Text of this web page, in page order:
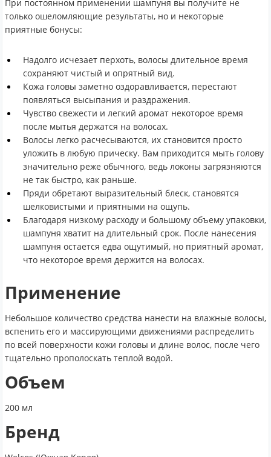
При постоянном применении шампуня вы получите не
только ошеломляющие результаты, но и некоторые
приятные бонусы:
Надолго исчезает перхоть, волосы длительное время
сохраняют чистый и опрятный вид.
Кожа головы заметно оздоравливается, перестают
появляться высыпания и раздражения.
Чувство свежести и легкий аромат некоторое время
после мытья держатся на волосах.
Волосы легко расчесываются, их становится просто
уложить в любую прическу. Вам приходится мыть голову
значительно реже обычного, ведь локоны загрязняются
не так быстро, как раньше.
Пряди обретают выразительный блеск, становятся
шелковистыми и приятными на ощупь.
Благодаря низкому расходу и большому объему упаковки,
шампуня хватит на длительный срок. После нанесения
шампуня остается едва ощутимый, но приятный аромат,
что некоторое время держится на волосах.
Применение
Небольшое количество средства нанести на влажные волосы,
вспенить его и массирующими движениями распределить
по всей поверхности кожи головы и длине волос, после чего
тщательно прополоскать теплой водой.
Объем
200 мл
Бренд